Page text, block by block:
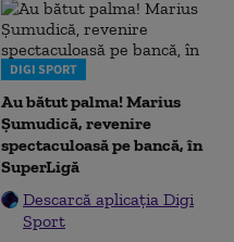
DIGI SPORT
Au bătut palma! Marius
Șumudică, revenire
spectaculoasă pe bancă, în
SuperLigă
Descarcă aplicația Digi
Sport